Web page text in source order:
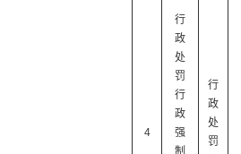
4
行
政
处
罚
行
政
强
行
政
处
罚